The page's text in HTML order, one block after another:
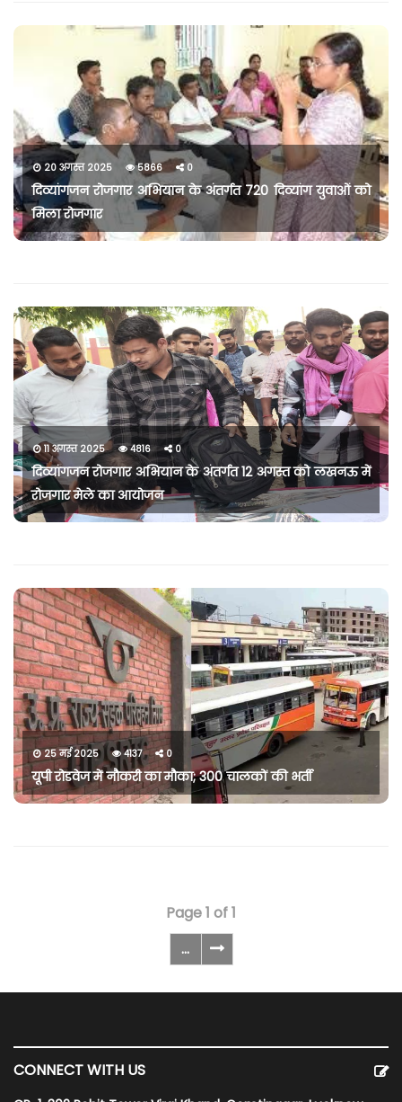
20 अगस्त 2025 5866 0
दिव्यांगजन रोजगार अभियान के अंतर्गत 720 दिव्यांग युवाओं को
मिला रोजगार
11 अगस्त 2025 4816 0
दिव्यांगजन रोजगार अभियान के अंतर्गत 12 अगस्त को लखनऊ में
रोजगार मेले का आयोजन
25 मई 2025 4137 0
यूपी रोडवेज में नौकरी का मौका; 300 चालकों की भर्ती
Page 1 of 1
...
CONNECT WITH US